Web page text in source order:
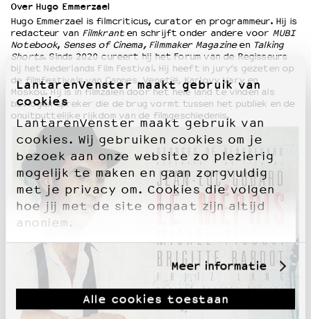
LantarenVenster maakt gebruik van
cookies
LantarenVenster maakt gebruik van
cookies. Wij gebruiken cookies om je
bezoek aan onze website zo plezierig
mogelijk te maken en gaan zorgvuldig
met je privacy om. Cookies die volgen
hoe jij met de site omgaat zijn altijd
anoniem.
Meer informatie
Alle cookies toestaan
Over Hugo Emmerzael
Hugo Emmerzael is filmcriticus, curator en programmeur. Hij is
redacteur van Filmkranten schrijft onder andere voor MUBI
Notebook, Senses of Cinema, Filmmaker Magazineen Talking
Shorts. Sinds 2020 cureert hij het Forum van de Regisseurs
bij het Nederlands Film Festival. Hij heeft in jury’s gezeten op
de filmfestivals van Cannes, Venetië, Karlovy Vary en
Moskou. Hij is in filmzalen door het hele land te vinden als
bevlogen spreker die de brug vormt tussen het publiek en de
onuitputtelijke rijkdom van de filmgeschiedenis.